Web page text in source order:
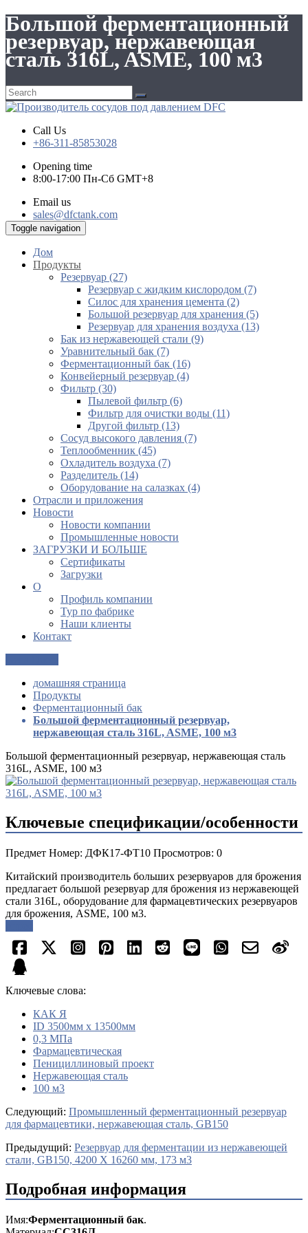
Большой ферментационный
резервуар, нержавеющая
сталь 316L, ASME, 100 м3
Call Us
+86-311-85853028
Opening time
8:00-17:00 Пн-Сб GMT+8
Email us
sales@dfctank.com
Toggle navigation
Дом
Продукты
Резервуар (27)
Резервуар с жидким кислородом (7)
Силос для хранения цемента (2)
Большой резервуар для хранения (5)
Резервуар для хранения воздуха (13)
Бак из нержавеющей стали (9)
Уравнительный бак (7)
Ферментационный бак (16)
Конвейерный резервуар (4)
Фильтр (30)
Пылевой фильтр (6)
Фильтр для очистки воды (11)
Другой фильтр (13)
Сосуд высокого давления (7)
Теплообменник (45)
Охладитель воздуха (7)
Разделитель (14)
Оборудование на салазках (4)
Отрасли и приложения
Новости
Новости компании
Промышленные новости
ЗАГРУЗКИ И БОЛЬШЕ
Сертификаты
Загрузки
О
Профиль компании
Тур по фабрике
Наши клиенты
Контакт
домашняя страница
Продукты
Ферментационный бак
Большой ферментационный резервуар,
нержавеющая сталь 316L, ASME, 100 м3
Большой ферментационный резервуар, нержавеющая сталь
316L, ASME, 100 м3
Ключевые спецификации/особенности
Предмет Номер: ДФК17-ФТ10 Просмотров: 0
Китайский производитель больших резервуаров для брожения
предлагает большой резервуар для брожения из нержавеющей
стали 316L, оборудование для фармацевтических резервуаров
для брожения, ASME, 100 м3.
Ключевые слова:
КАК Я
ID 3500мм х 13500мм
0,3 МПа
Фармацевтическая
Пенициллиновый проект
Нержавеющая сталь
100 м3
Cледующий: Промышленный ферментационный резервуар
для фармацевтики, нержавеющая сталь, GB150
Предыдущий: Резервуар для ферментации из нержавеющей
стали, GB150, 4200 X 16260 мм, 173 м3
Подробная информация
Имя:Ферментационный бак.